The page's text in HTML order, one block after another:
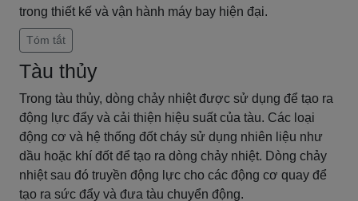
trong thiết kế và vận hành máy bay hiện đại.
Tóm tắt
Tàu thủy
Trong tàu thủy, dòng chảy nhiệt được sử dụng để tạo ra
động lực đẩy và cải thiện hiệu suất của tàu. Các loại
động cơ và hệ thống đốt cháy sử dụng nhiên liệu như
dầu hoặc khí đốt để tạo ra dòng chảy nhiệt. Dòng chảy
nhiệt sau đó truyền động lực cho các động cơ quay để
tạo ra sức đẩy và đưa tàu chuyển động.